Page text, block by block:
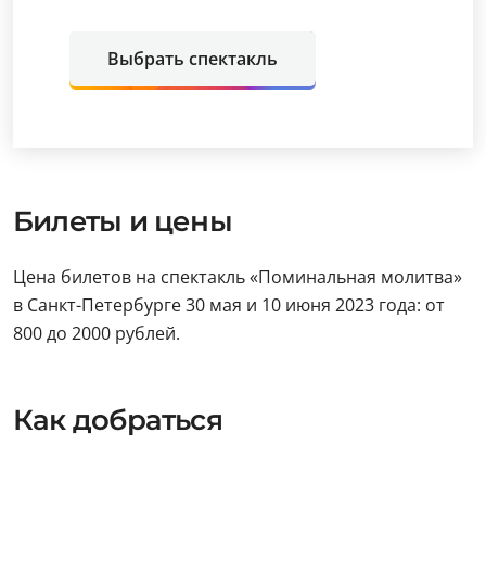
Выбрать спектакль
Билеты и цены
Цена билетов на спектакль «Поминальная молитва»
в Санкт-Петербурге 30 мая и 10 июня 2023 года: от
800 до 2000 рублей.
Как добраться